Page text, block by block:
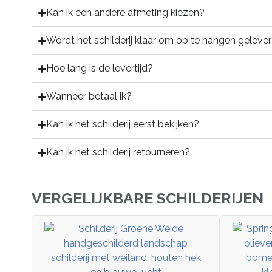
Kan ik een andere afmeting kiezen?
Wordt het schilderij klaar om op te hangen
Hoe lang is de levertijd?
Wanneer betaal ik?
Kan ik het schilderij eerst bekijken?
Kan ik het schilderij retourneren?
VERGELIJKBARE SCHILDERIJEN